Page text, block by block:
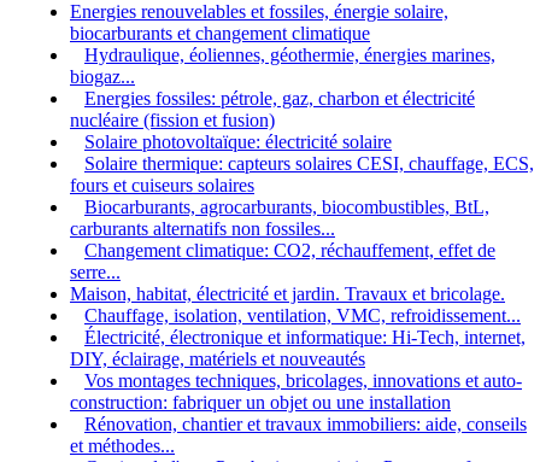
Energies renouvelables et fossiles, énergie solaire,
biocarburants et changement climatique
Hydraulique, éoliennes, géothermie, énergies marines,
biogaz...
Energies fossiles: pétrole, gaz, charbon et électricité
nucléaire (fission et fusion)
Solaire photovoltaïque: électricité solaire
Solaire thermique: capteurs solaires CESI, chauffage, ECS,
fours et cuiseurs solaires
Biocarburants, agrocarburants, biocombustibles, BtL,
carburants alternatifs non fossiles...
Changement climatique: CO2, réchauffement, effet de
serre...
Maison, habitat, électricité et jardin. Travaux et bricolage.
Chauffage, isolation, ventilation, VMC, refroidissement...
Électricité, électronique et informatique: Hi-Tech, internet,
DIY, éclairage, matériels et nouveautés
Vos montages techniques, bricolages, innovations et auto-
construction: fabriquer un objet ou une installation
Rénovation, chantier et travaux immobiliers: aide, conseils
et méthodes...